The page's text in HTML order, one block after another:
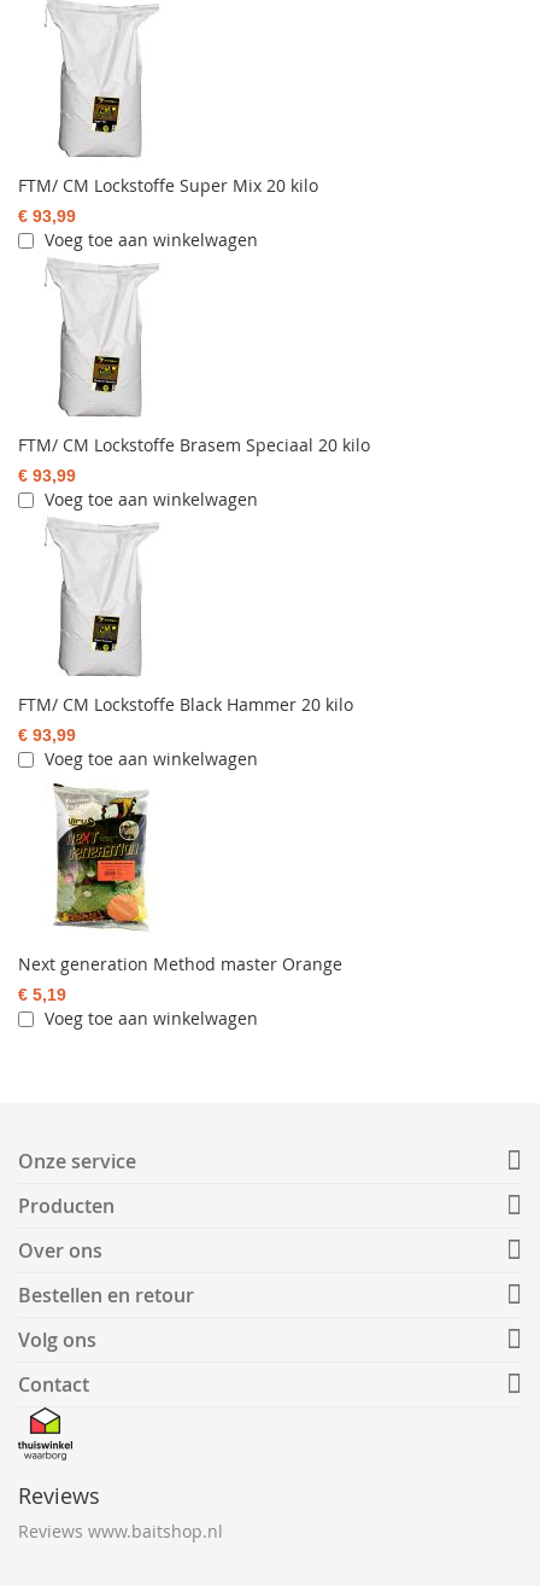
FTM/ CM Lockstoffe Super Mix 20 kilo
€ 93,99
Voeg toe aan winkelwagen
FTM/ CM Lockstoffe Brasem Speciaal 20 kilo
€ 93,99
Voeg toe aan winkelwagen
FTM/ CM Lockstoffe Black Hammer 20 kilo
€ 93,99
Voeg toe aan winkelwagen
Next generation Method master Orange
€ 5,19
Voeg toe aan winkelwagen
Onze service
Producten
Over ons
Bestellen en retour
Volg ons
Contact
Reviews
Reviews www.baitshop.nl